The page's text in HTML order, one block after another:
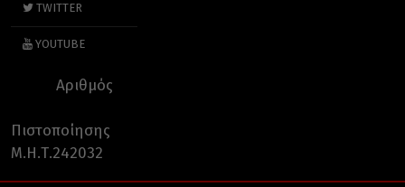
TWITTER
YOUTUBE
Αριθμός
Πιστοποίησης
Μ.Η.Τ.242032